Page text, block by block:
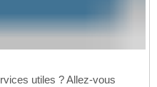
utiles ? Allez-vous